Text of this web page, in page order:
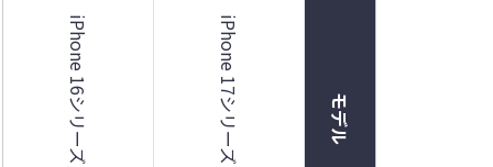
モデル
iPhone 17シリーズ
iPhone 16シリーズ